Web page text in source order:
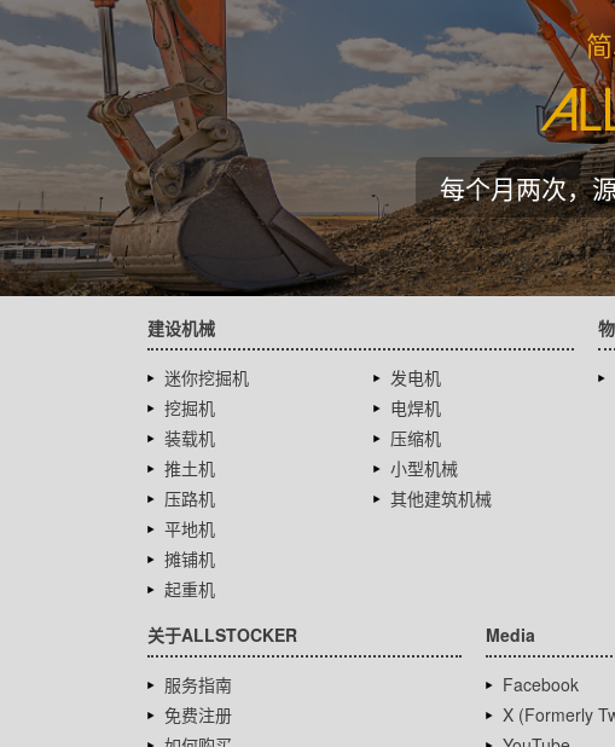
每个月两次，
建设机械
迷你挖掘机
挖掘机
装载机
推土机
压路机
平地机
摊铺机
起重机
发电机
电焊机
压缩机
小型机械
其他建筑机械
关于ALLSTOCKER
服务指南
免费注册
Media
Facebook
X (Formerly